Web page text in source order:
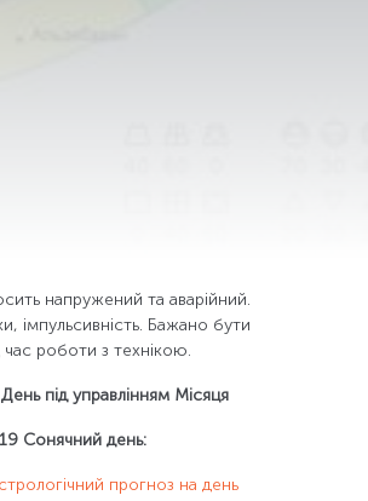
напружений та аварійний.
імпульсивність. Бажано бути
роботи з технікою.
під управлінням Місяця
Сонячний день:
прогноз на день